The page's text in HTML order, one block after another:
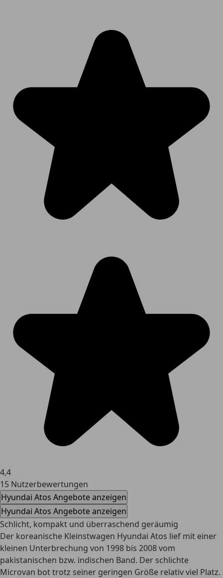
4,4
15 Nutzerbewertungen
Hyundai Atos Angebote anzeigen
Hyundai Atos Angebote anzeigen
Schlicht, kompakt und überraschend geräumig
Der koreanische Kleinstwagen Hyundai Atos lief mit einer
kleinen Unterbrechung von 1998 bis 2008 vom
pakistanischen bzw. indischen Band. Der schlichte
Microvan bot trotz seiner geringen Größe relativ viel Platz.